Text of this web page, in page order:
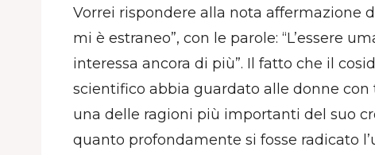
Vorrei rispondere alla nota affermazione
mi è estraneo”, con le parole: “L’essere
interessa ancora di più”. Il fatto che il
scientifico abbia guardato alle donne con
una delle ragioni più importanti del suo
quanto profondamente si fosse radicato